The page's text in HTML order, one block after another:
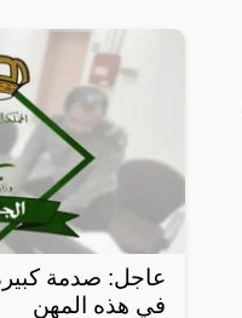
على قناة “بينونة”
عاجل: صدمة
في هذه المهن